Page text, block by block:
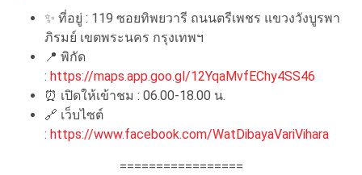
✨ ที่อยู่ : 119 ซอยทิพยวารี ถนนตรีเพชร แขวงวังบูรพา
ภิรมย์ เขตพระนคร กรุงเทพฯ
📍 พิกัด
: https://maps.app.goo.gl/12YqaMvfEChy4SS46
⏰ เปิดให้เข้าชม : 06.00-18.00 น.
🔗 เว็บไซต์
: https://www.facebook.com/WatDibayaVariVihara
=================